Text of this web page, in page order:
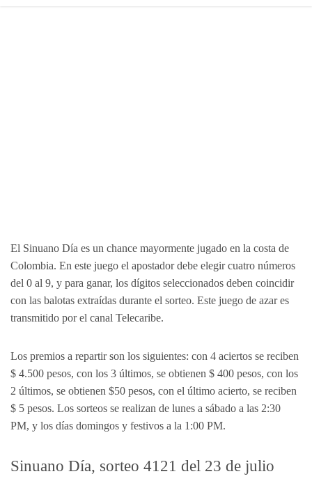
El Sinuano Día es un chance mayormente jugado en la costa de
Colombia. En este juego el apostador debe elegir cuatro números
del 0 al 9, y para ganar, los dígitos seleccionados deben coincidir
con las balotas extraídas durante el sorteo. Este juego de azar es
transmitido por el canal Telecaribe.
Los premios a repartir son los siguientes: con 4 aciertos se reciben
$ 4.500 pesos, con los 3 últimos, se obtienen $ 400 pesos, con los
2 últimos, se obtienen $50 pesos, con el último acierto, se reciben
$ 5 pesos. Los sorteos se realizan de lunes a sábado a las 2:30
PM, y los días domingos y festivos a la 1:00 PM.
Sinuano Día, sorteo 4121 del 23 de julio